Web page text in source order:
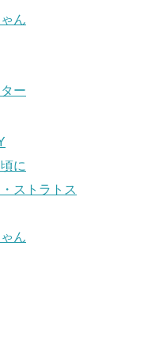
ん
ー
に
ストラトス
ん